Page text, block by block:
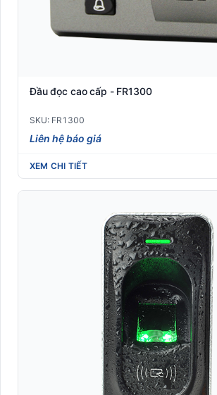
Đầu đọc cao cấp - FR1300
SKU: FR1300
Liên hệ báo giá
XEM CHI TIẾT